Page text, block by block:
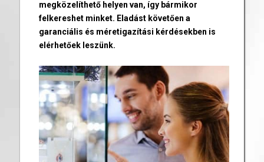
megközelíthető helyen van, így bármikor
felkereshet minket. Eladást követően a
garanciális és méretigazítási kérdésekben is
elérhetőek leszünk.